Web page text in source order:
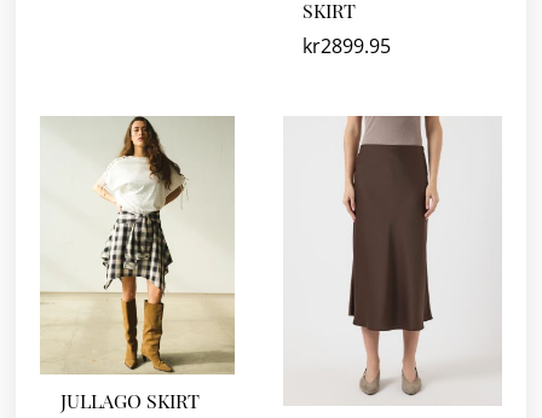
SKIRT
kr2899.95
JULLAGO SKIRT